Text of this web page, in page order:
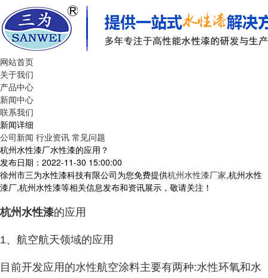
网站首页
关于我们
产品中心
新闻中心
联系我们
新闻详细
公司新闻 行业资讯 常见问题
杭州水性漆厂水性漆的应用？
发布日期：2022-11-30 15:00:00
徐州市三为水性漆科技有限公司为您免费提供杭州水性漆厂家,杭州水性
漆厂,杭州水性漆等相关信息发布和资讯展示，敬请关注！
杭州水性漆的应用
1、航空航天领域的应用
目前开发应用的水性航空涂料主要有两种:水性环氧和水